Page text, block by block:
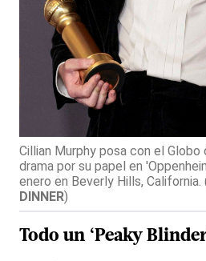
Cillian Murphy posa con el
drama por su papel en
enero en Beverly Hills, California.
DINNER)
Todo un ‘Peaky